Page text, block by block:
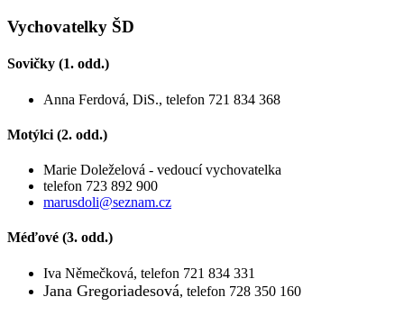
Vychovatelky ŠD
Sovičky (1. odd.)
Anna Ferdová, DiS., telefon 721 834 368
Motýlci (2. odd.)
Marie Doleželová - vedoucí vychovatelka
telefon 723 892 900
marusdoli@seznam.cz
Méďové (3. odd.)
Iva Němečková, telefon 721 834 331
Jana Gregoriadesová, telefon 728 350 160